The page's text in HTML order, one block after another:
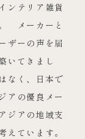
ンテリア雑貨
メーカーと
ザーの声を届
いてきまし
なく、日本で
アの優良メー
ジアの地域支
えています。